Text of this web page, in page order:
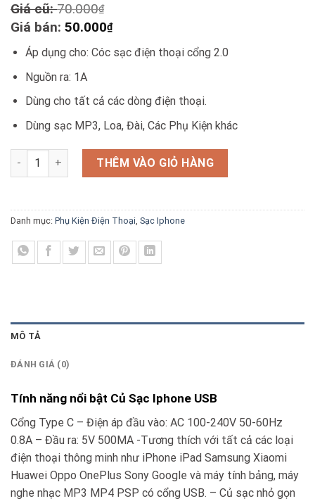
Giá cũ:70.000₫
price
70.000₫.
Giá bán: 50.000₫Current
price
is:
Áp dụng cho: Cóc sạc điện thoại cổng 2.0
Nguồn ra: 1A
Dùng cho tất cả các dòng điện thoại.
Dùng sạc MP3, Loa, Đài, Các Phụ Kiện khác
Củ Sạc Iphone USB số lượngTHÊM VÀO GIỎ HÀNG
Danh mục: Phụ Kiện Điện Thoại, Sạc Iphone
MÔ TẢ
ĐÁNH GIÁ (0)
Tính năng nổi bật Củ Sạc Iphone USB
Cổng Type C – Điện áp đầu vào: AC 100-240V 50-60Hz
0.8A – Đầu ra: 5V 500MA -Tương thích với tất cả các loại
điện thoại thông minh như iPhone iPad Samsung Xiaomi
Huawei Oppo OnePlus Sony Google và máy tính bảng, máy
nghe nhạc MP3 MP4 PSP có cổng USB. – Củ sạc nhỏ gọn